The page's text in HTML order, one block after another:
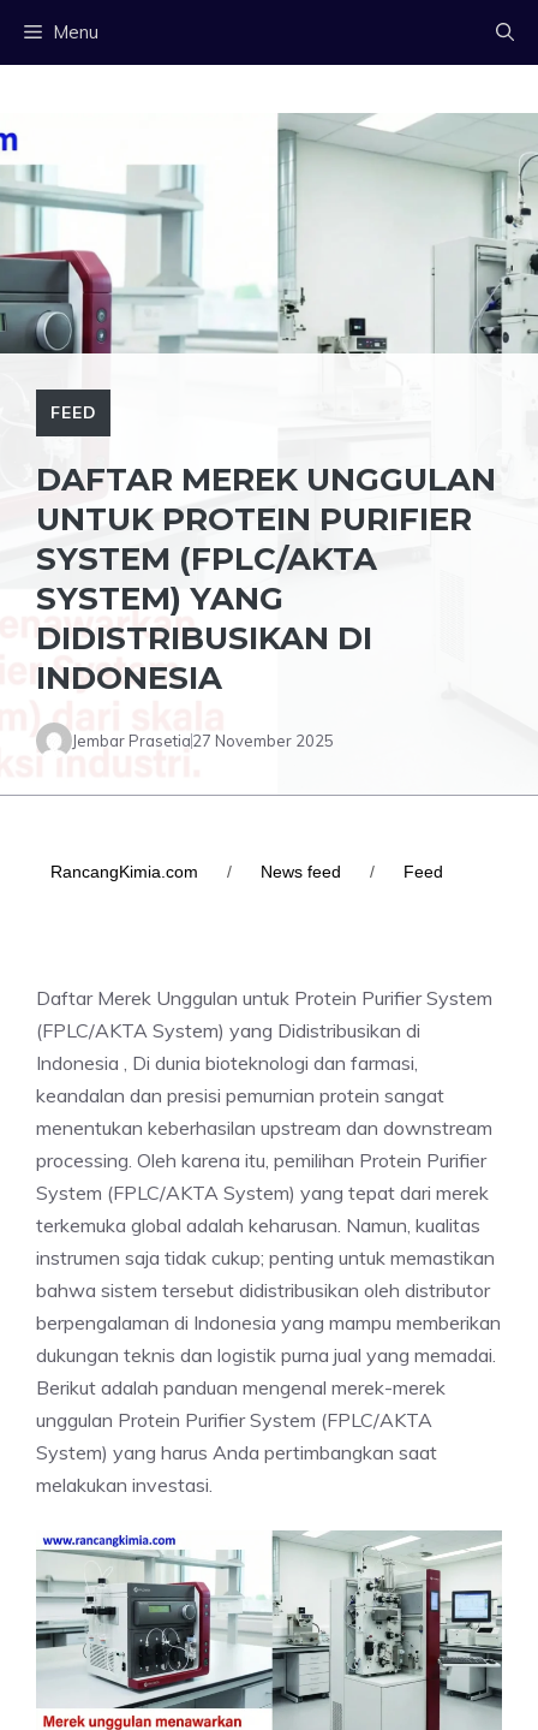
Menu
FEED
DAFTAR MEREK UNGGULAN
UNTUK PROTEIN PURIFIER
SYSTEM (FPLC/AKTA
SYSTEM) YANG
DIDISTRIBUSIKAN DI
INDONESIA
Jembar Prasetia27 November 2025
RancangKimia.com / News feed / Feed
Daftar Merek Unggulan untuk Protein Purifier System
(FPLC/AKTA System) yang Didistribusikan di
Indonesia , Di dunia bioteknologi dan farmasi,
keandalan dan presisi pemurnian protein sangat
menentukan keberhasilan upstream dan downstream
processing. Oleh karena itu, pemilihan Protein Purifier
System (FPLC/AKTA System) yang tepat dari merek
terkemuka global adalah keharusan. Namun, kualitas
instrumen saja tidak cukup; penting untuk memastikan
bahwa sistem tersebut didistribusikan oleh distributor
berpengalaman di Indonesia yang mampu memberikan
dukungan teknis dan logistik purna jual yang memadai.
Berikut adalah panduan mengenal merek-merek
unggulan Protein Purifier System (FPLC/AKTA
System) yang harus Anda pertimbangkan saat
melakukan investasi.